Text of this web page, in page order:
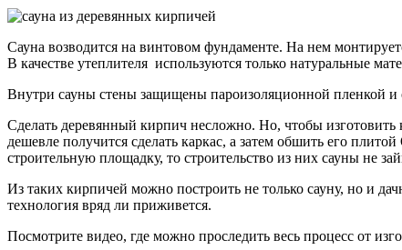
Сауна возводится на винтовом фундаменте. На нем
В качестве утеплителя используются только натуральные
Внутри сауны стены защищены пароизоляционной пленкой
Сделать деревянный кирпич несложно. Но, чтобы
дешевле получится сделать каркас, а затем обшить его
строительную площадку, то строительство из них сауны не
Из таких кирпичей можно построить не только сауну, но и
технология вряд ли приживется.
Посмотрите видео, где можно проследить весь процесс от